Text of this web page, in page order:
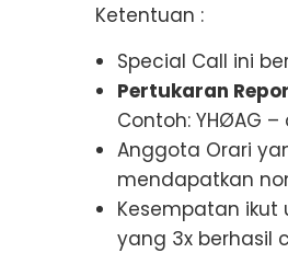
Ketentuan :
Special Call ini
Pertukaran
Contoh: YHØAG
Anggota Orari
mendapatkan
Kesempatan ikut
yang 3x berhasil